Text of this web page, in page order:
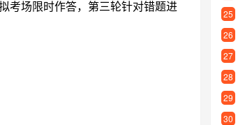
考场限时作答，第三轮针对错题进
25
26
27
28
29
30